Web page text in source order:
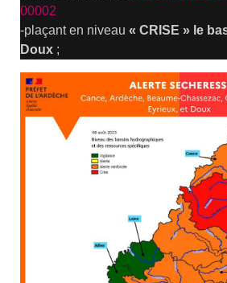
00002
-plaçant en niveau « CRISE » le
Doux ;